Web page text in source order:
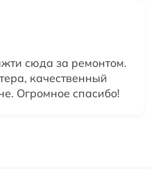
сюда за ремонтом.
качественный
Огромное спасибо!